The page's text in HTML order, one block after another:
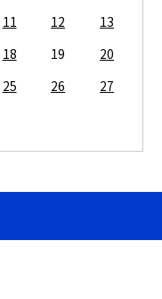
11 12
13
18 19
20
25 26
27